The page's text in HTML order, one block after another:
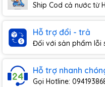
Ship Cod cả nước từ
Hỗ trợ đổi - trả
Đối với sản phẩm lỗi
Hỗ trợ nhanh
Gọi Hotline: